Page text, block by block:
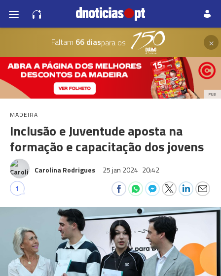
Faltam 66 diaspara os ×
PUB
MADEIRA
Inclusão e Juventude aposta na
formação e capacitação dos jovens
Carolina Rodrigues 25 jan 2024 20:42
1